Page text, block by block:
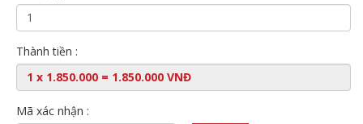
Thành tiền :
Mã xác nhận :